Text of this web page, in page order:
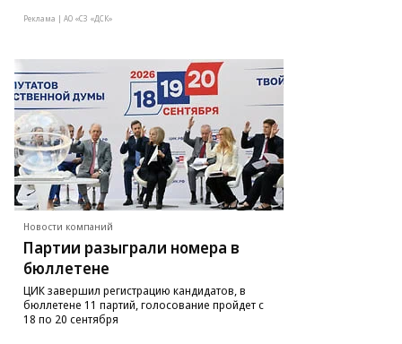
Реклама | АО «СЗ «ДСК»
Новости компаний
Партии разыграли номера в
бюллетене
ЦИК завершил регистрацию кандидатов, в
бюллетене 11 партий, голосование пройдет с
18 по 20 сентября